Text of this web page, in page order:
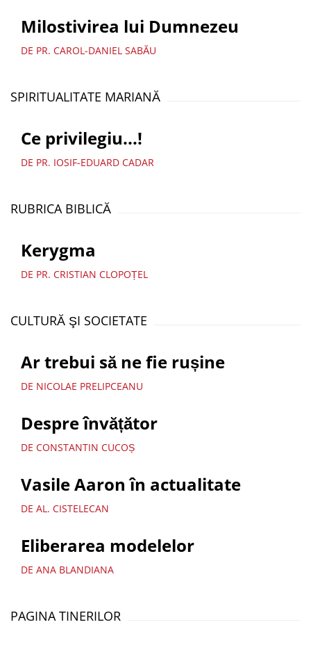
Milostivirea lui Dumnezeu
DE PR. CAROL-DANIEL SABĂU
SPIRITUALITATE MARIANĂ
Ce privilegiu...!
DE PR. IOSIF-EDUARD CADAR
RUBRICA BIBLICĂ
Kerygma
DE PR. CRISTIAN CLOPOȚEL
CULTURĂ ŞI SOCIETATE
Ar trebui să ne fie rușine
DE NICOLAE PRELIPCEANU
Despre învățător
DE CONSTANTIN CUCOȘ
Vasile Aaron în actualitate
DE AL. CISTELECAN
Eliberarea modelelor
DE ANA BLANDIANA
PAGINA TINERILOR